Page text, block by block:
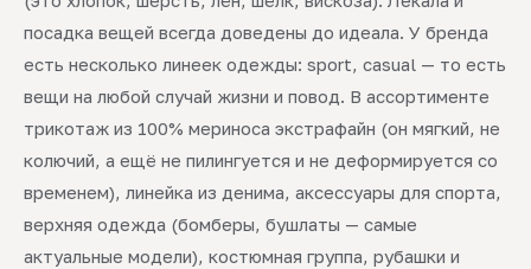
посадка вещей всегда доведены до идеала. У бренда
есть несколько линеек одежды: sport, casual — то есть
вещи на любой случай жизни и повод. В ассортименте
трикотаж из 100% мериноса экстрафайн (он мягкий, не
колючий, а ещё не пилингуется и не деформируется со
временем), линейка из денима, аксессуары для спорта,
верхняя одежда (бомберы, бушлаты — самые
актуальные модели), костюмная группа, рубашки и